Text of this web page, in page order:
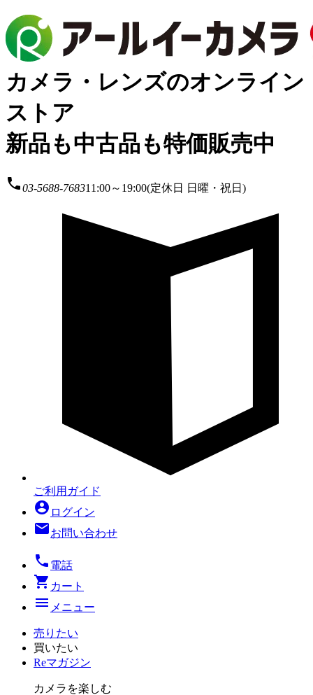
カメラ・レンズのオンライン
ストア
新品も中古品も特価販売中
local_phone03-5688-768311:00～19:00(定休日 日曜・祝日)
ご利用ガイド
account_circle ログイン
mailお問い合わせ
local_phone 電話
shopping_cart カート
menu メニュー
売りたい
買いたい
Reマガジン
カメラを楽しむ